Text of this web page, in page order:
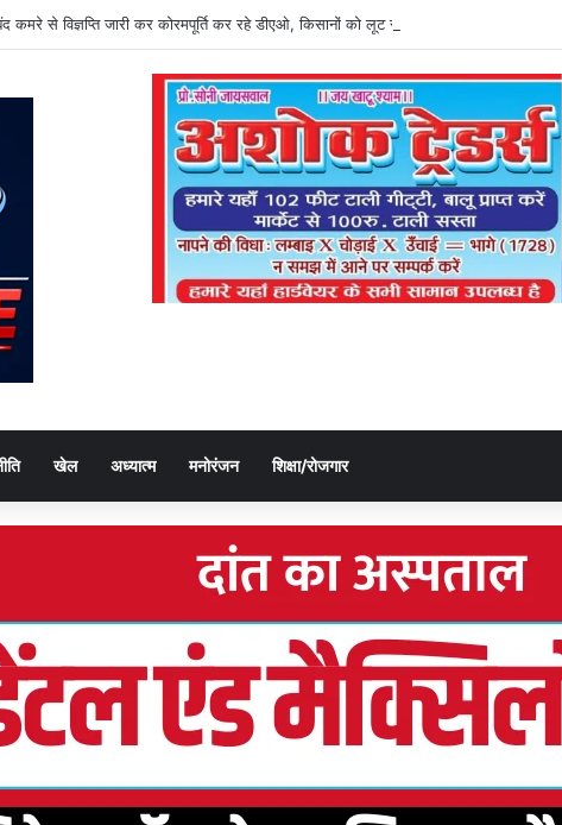
कमरे से विज्ञप्ति जारी कर कोरमपूर्ति कर रहे डीएओ, किसानों को लूट रहे निजी दुकानदार
खेल अध्यात्म मनोरंजन शिक्षा/रोजगार